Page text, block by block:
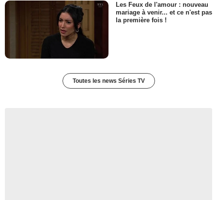
Les Feux de l'amour : nouveau
mariage à venir... et ce n'est pas
la première fois !
Toutes les news Séries TV